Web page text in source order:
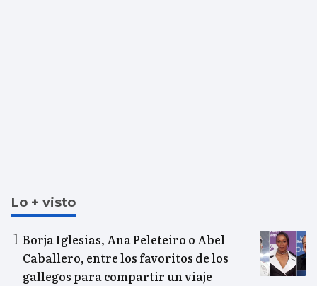
Lo + visto
Borja Iglesias, Ana Peleteiro o Abel
Caballero, entre los favoritos de los
gallegos para compartir un viaje